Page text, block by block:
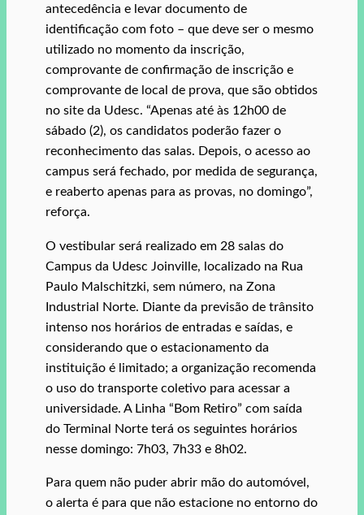
antecedência e levar documento de
identificação com foto – que deve ser o mesmo
utilizado no momento da inscrição,
comprovante de confirmação de inscrição e
comprovante de local de prova, que são obtidos
no site da Udesc. “Apenas até às 12h00 de
sábado (2), os candidatos poderão fazer o
reconhecimento das salas. Depois, o acesso ao
campus será fechado, por medida de segurança,
e reaberto apenas para as provas, no domingo”,
reforça.
O vestibular será realizado em 28 salas do
Campus da Udesc Joinville, localizado na Rua
Paulo Malschitzki, sem número, na Zona
Industrial Norte. Diante da previsão de trânsito
intenso nos horários de entradas e saídas, e
considerando que o estacionamento da
instituição é limitado; a organização recomenda
o uso do transporte coletivo para acessar a
universidade. A Linha “Bom Retiro” com saída
do Terminal Norte terá os seguintes horários
nesse domingo: 7h03, 7h33 e 8h02.
Para quem não puder abrir mão do automóvel,
o alerta é para que não estacione no entorno do